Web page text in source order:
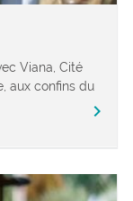
Viana, Cité
aux confins du
chevron_right